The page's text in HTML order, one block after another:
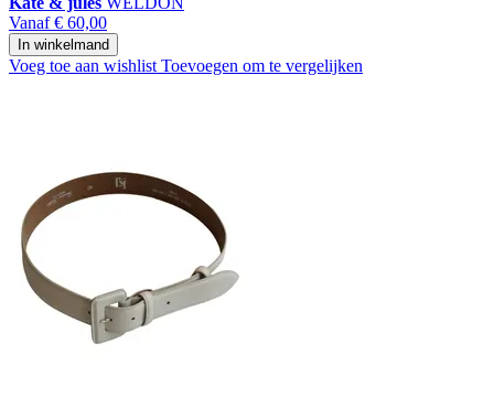
Vanaf € 60,00
In winkelmand
Voeg toe aan wishlist Toevoegen om te vergelijken